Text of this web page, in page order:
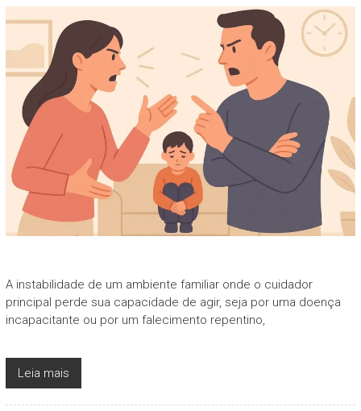
A instabilidade de um ambiente familiar onde o cuidador
principal perde sua capacidade de agir, seja por uma doença
incapacitante ou por um falecimento repentino,
Leia mais